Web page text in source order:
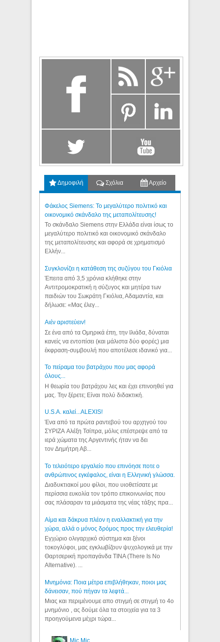
Δημοφιλή Σχόλια Αρχείο
Φάκελος Siemens: Το μεγαλύτερο πολιτικό και
οικονομικό σκάνδαλο της μεταπολίτευσης!
Το σκάνδαλο Siemens στην Ελλάδα είναι ίσως το
μεγαλύτερο πολιτικό και οικονομικό σκάνδαλο
της μεταπολίτευσης και αφορά σε χρηματισμό
Ελλήν...
Συγκλονίζει η κατάθεση της συζύγου του Γκιόλια
Έπειτα από 3,5 χρόνια κλήθηκε στην
Αντιτρομοκρατική η σύζυγος και μητέρα των
παιδιών του Σωκράτη Γκιόλια, Αδαμαντία, και
δήλωσε: «Μας έλεγ...
Aιέν αριστεύειν!
Σε ένα από τα Ομηρικά έπη, την Ιλιάδα, δύναται
κανείς να εντοπίσει (και μάλιστα δύο φορές) μια
έκφραση-συμβουλή που αποτέλεσε ιδανικό για...
Το πείραμα του βατράχου που μας αφορά
όλους...
Η θεωρία του βατράχου λες και έχει επινοηθεί για
μας. Την ξέρετε; Είναι πολύ διδακτική.
U.S.A. καλεί...ALEXIS!
Ένα από τα πρώτα ραντεβού του αρχηγού του
ΣΥΡΙΖΑ Αλέξη Τσίπρα, μόλις επέστρεψε από τα
ιερά χώματα της Αργεντινής ήταν να δει
τον Δημήτρη Αβ...
Το τελειότερο εργαλείο που επινόησε ποτε ο
ανθρώπινος εγκέφαλος, είναι η Ελληνική γλώσσα.
Διαδυκτιακοί μου φίλοι, που υιοθετίσατε με
περίσσια ευκολία τον τρόπο επικοινωνίας που
σας πλάσαραν τα μιάσματα της νέας τάξης πρα...
Αίμα και δάκρυα πλέον η εναλλακτική για την
χώρα, αλλά ο μόνος δρόμος προς την ελευθερία!
Εγχώριο ολιγαρχικό σύστημα και ξένοι
τοκογλύφοι, μας εγκλωβίζουν ψυχολογικά με την
Θαρτσερική προπαγάνδα TINA (There Is No
Alternative). ...
Μνημόνια: Ποια μέτρα επιβλήθηκαν, ποιοι μας
δάνεισαν, πού πήγαν τα λεφτά...
Μιας και περιμένουμε απο στιγμή σε στιγμή το 4ο
μνημόνιο , ας δούμε όλα τα στοιχεία για τα 3
προηγούμενα μέχρι τώρα...
Mic Mic